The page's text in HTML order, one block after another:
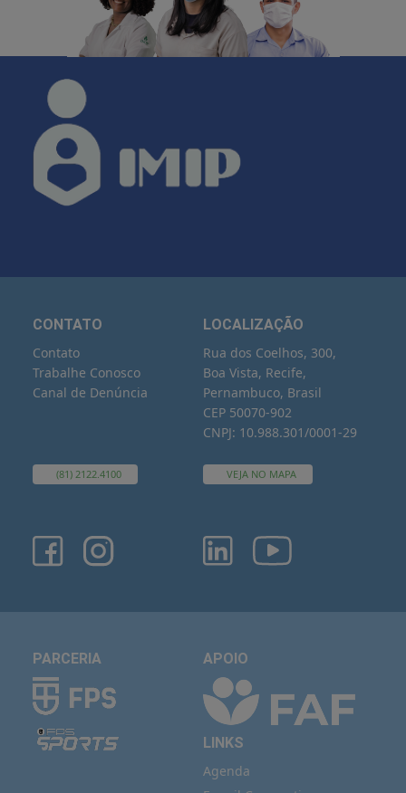
CONTATO
Contato
Trabalhe Conosco
Canal de Denúncia
(81) 2122.4100
LOCALIZAÇÃO
Rua dos Coelhos, 300,
Boa Vista, Recife,
Pernambuco, Brasil
CEP 50070-902
CNPJ: 10.988.301/0001-29
VEJA NO MAPA
PARCERIA APOIO
LINKS
Agenda